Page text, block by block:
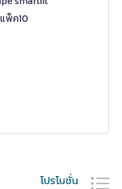
พ็ค10
โปรโมชั่น